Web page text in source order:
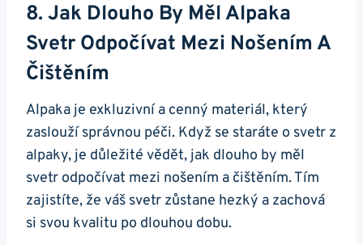
8. Jak Dlouho By Měl Alpaka
Svetr Odpočívat Mezi Nošením A
Čištěním
Alpaka je exkluzivní a cenný materiál, který
zaslouží ​správnou ‌péči.⁤ Když se⁣ staráte o svetr z
alpaky, je důležité vědět, jak dlouho by měl
svetr odpočívat mezi‍ nošením a čištěním. Tím
zajistíte, že váš svetr zůstane hezký a zachová
⁢si svou ⁢kvalitu po dlouhou dobu.